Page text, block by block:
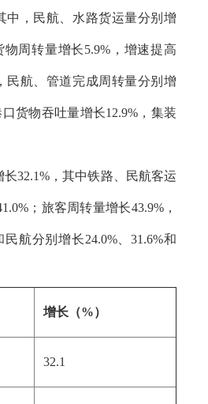
中，民航、水路货运量分别增
物周转量增长5.9%，增速提高
民航、管道完成周转量分别增
口货物吞吐量增长12.9%，集装
32.1%，其中铁路、民航客运
；旅客周转量增长43.9%，
航分别增长24.0%、31.6%和
增长（%）
32.1